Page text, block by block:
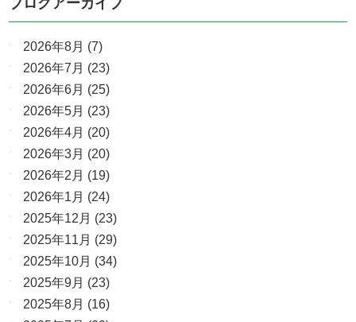
ブログアーカイブ
2026年8月 (7)
2026年7月 (23)
2026年6月 (25)
2026年5月 (23)
2026年4月 (20)
2026年3月 (20)
2026年2月 (19)
2026年1月 (24)
2025年12月 (23)
2025年11月 (29)
2025年10月 (34)
2025年9月 (23)
2025年8月 (16)